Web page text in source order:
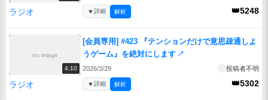
ラジオ 👑5248
▼詳細 解析
no image
4:10
[会員専用] #423 『テンションだけで意思疎通しよ
うゲーム』を絶対にします ↗
2026/3/29 投稿者不明
ラジオ 👑5302
▼詳細 解析